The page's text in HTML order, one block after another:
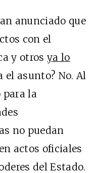
anunciado que
con el
y otros ya lo
el asunto? No. Al
para la
no puedan
actos oficiales
del Estado.